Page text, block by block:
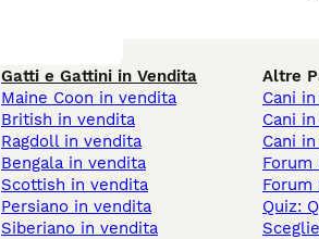
Gatti e Gattini in Vendita
Maine Coon in vendita
British in vendita
Ragdoll in vendita
Bengala in vendita
Scottish in vendita
Persiano in vendita
Siberiano in vendita
Altre
Cani
Cani
Cani
Forum
Forum
Quiz: